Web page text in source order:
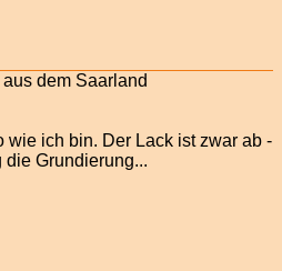
dem Saarland
wie ich bin. Der Lack ist zwar ab -
die Grundierung...